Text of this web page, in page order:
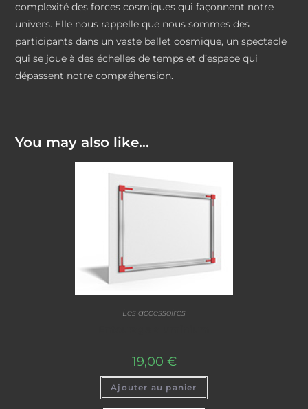
complexité des forces cosmiques qui façonnent notre
univers. Elle nous rappelle que nous sommes des
participants dans un vaste ballet cosmique, un spectacle
qui se joue à des échelles de temps et d’espace qui
dépassent notre compréhension.
You may also like…
Les accessoires
19,00 €
Ajouter au panier